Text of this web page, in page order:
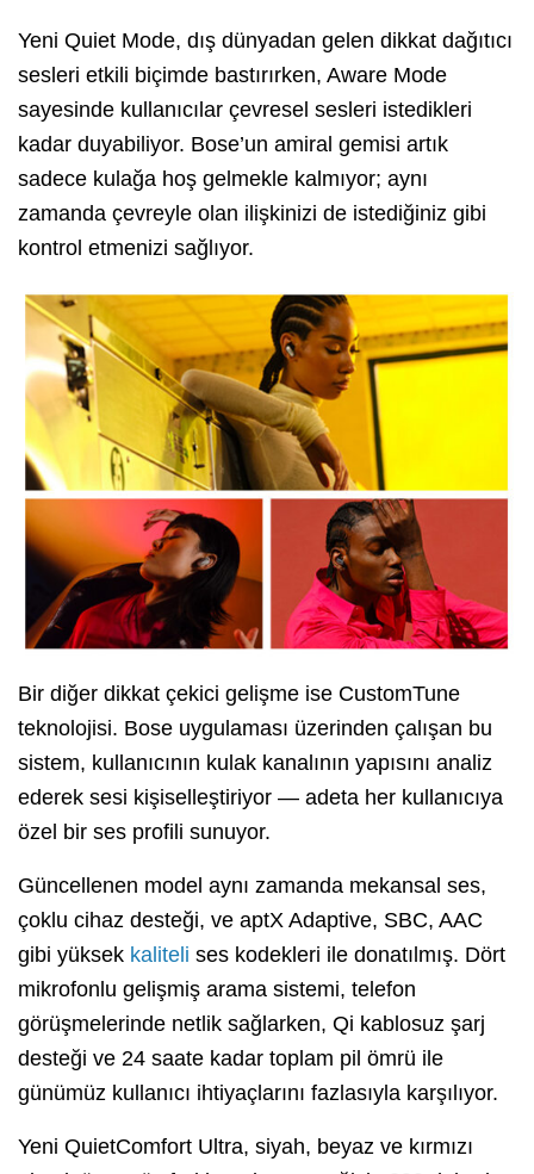
Yeni Quiet Mode, dış dünyadan gelen dikkat dağıtıcı
sesleri etkili biçimde bastırırken, Aware Mode
sayesinde kullanıcılar çevresel sesleri istedikleri
kadar duyabiliyor. Bose’un amiral gemisi artık
sadece kulağa hoş gelmekle kalmıyor; aynı
zamanda çevreyle olan ilişkinizi de istediğiniz gibi
kontrol etmenizi sağlıyor.
Bir diğer dikkat çekici gelişme ise CustomTune
teknolojisi. Bose uygulaması üzerinden çalışan bu
sistem, kullanıcının kulak kanalının yapısını analiz
ederek sesi kişiselleştiriyor — adeta her kullanıcıya
özel bir ses profili sunuyor.
Güncellenen model aynı zamanda mekansal ses,
çoklu cihaz desteği, ve aptX Adaptive, SBC, AAC
gibi yüksek kaliteli ses kodekleri ile donatılmış. Dört
mikrofonlu gelişmiş arama sistemi, telefon
görüşmelerinde netlik sağlarken, Qi kablosuz şarj
desteği ve 24 saate kadar toplam pil ömrü ile
günümüz kullanıcı ihtiyaçlarını fazlasıyla karşılıyor.
Yeni QuietComfort Ultra, siyah, beyaz ve kırmızı